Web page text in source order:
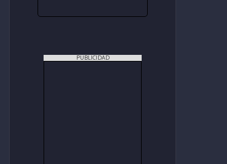
PUBLICIDAD